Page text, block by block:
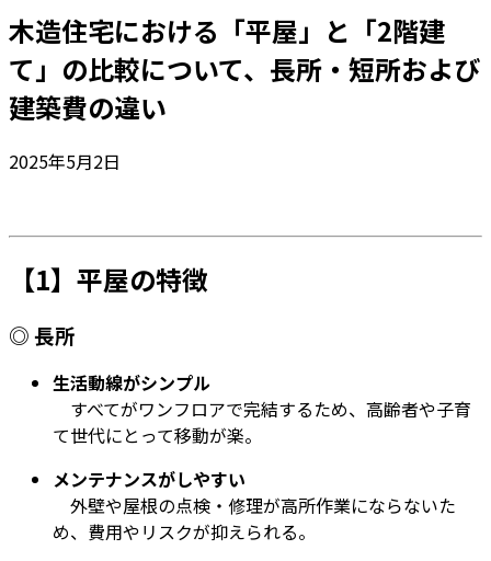
木造住宅における「平屋」と「2階建
て」の比較について、長所・短所および
建築費の違い
2025年5月2日
【1】平屋の特徴
◎ 長所
生活動線がシンプル
すべてがワンフロアで完結するため、高齢者や子育
て世代にとって移動が楽。
メンテナンスがしやすい
外壁や屋根の点検・修理が高所作業にならないた
め、費用やリスクが抑えられる。